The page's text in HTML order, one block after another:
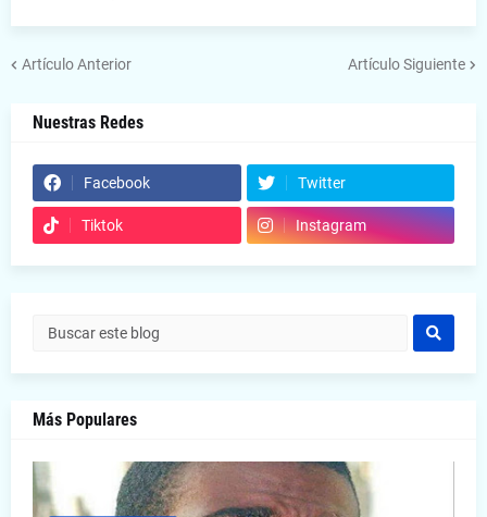
Artículo Anterior Artículo Siguiente
Nuestras Redes
Facebook Twitter
Tiktok Instagram
Más Populares